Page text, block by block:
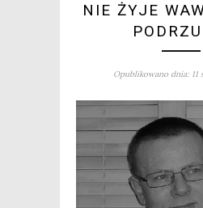
NIE ŻYJE
Opublikowano dnia: 11